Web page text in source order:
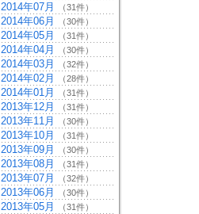
2014年07月 （31件）
2014年06月 （30件）
2014年05月 （31件）
2014年04月 （30件）
2014年03月 （32件）
2014年02月 （28件）
2014年01月 （31件）
2013年12月 （31件）
2013年11月 （30件）
2013年10月 （31件）
2013年09月 （30件）
2013年08月 （31件）
2013年07月 （32件）
2013年06月 （30件）
2013年05月 （31件）